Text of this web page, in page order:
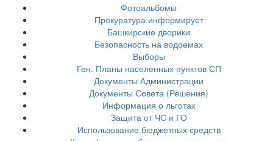
Фотоальбомы
Прокуратура информирует
Башкирские дворики
Безопасность на водоемах
Выборы
Ген. Планы населенных пунктов СП
Документы Администрации
Документы Совета (Решения)
Информация о льготах
Защита от ЧС и ГО
Использование бюджетных средств